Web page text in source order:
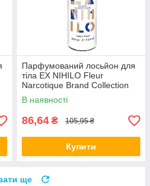
Парфумований лосьйон для
тіла EX NIHILO Fleur
Narcotique Brand Collection
200 мл
В наявності
86,64 ₴ 105,95 ₴
Купити
ще